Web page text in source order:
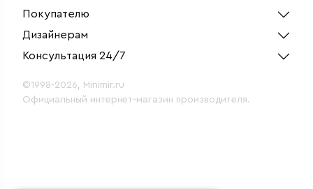
Покупателю
Дизайнерам
Консультация 24/7
©1998-2026, Minimir.ru
Официальный интернет-магазин производителя.